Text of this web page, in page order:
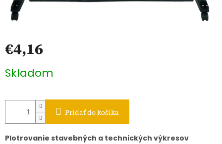
€4,16
cena:
Skladom
Pridať do košíka
Plotrovanie stavebných a technických výkresov